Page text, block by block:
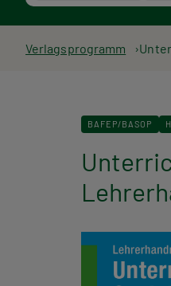
Verlagsprogramm
BAFEP/BASOP